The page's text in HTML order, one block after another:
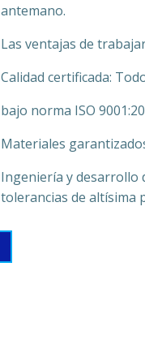
antemano.
Las ventajas de
Calidad certificada:
bajo norma ISO
Materiales
Ingeniería y desarrollo
tolerancias de altísima